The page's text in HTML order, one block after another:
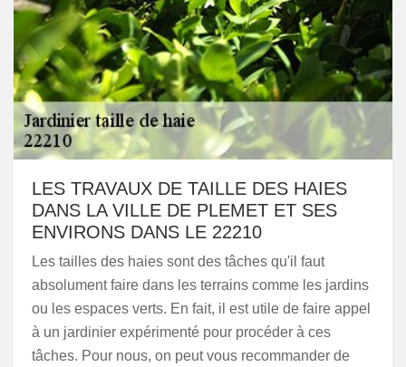
LES TRAVAUX DE TAILLE DES HAIES
DANS LA VILLE DE PLEMET ET SES
ENVIRONS DANS LE 22210
Les tailles des haies sont des tâches qu'il faut
absolument faire dans les terrains comme les jardins
ou les espaces verts. En fait, il est utile de faire appel
à un jardinier expérimenté pour procéder à ces
tâches. Pour nous, on peut vous recommander de